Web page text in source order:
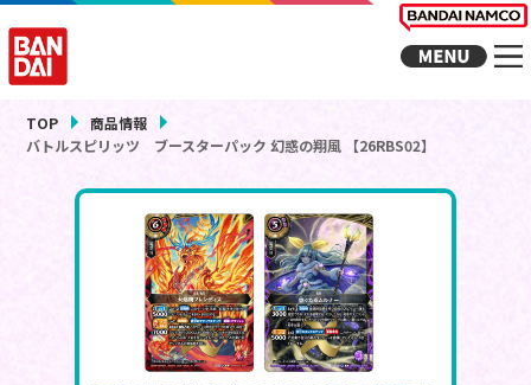
TOP
商品情報
バトルスピリッツ ブースターパック 幻惑の翔風 【26RBS02】